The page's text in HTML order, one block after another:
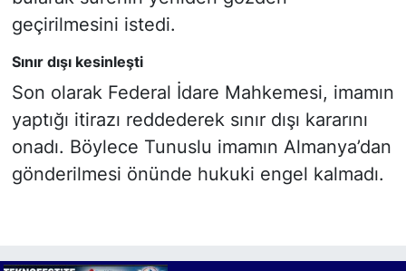
geçirilmesini istedi.
Sınır dışı kesinleşti
Son olarak Federal İdare Mahkemesi, imamın
yaptığı itirazı reddederek sınır dışı kararını
onadı. Böylece Tunuslu imamın Almanya’dan
gönderilmesi önünde hukuki engel kalmadı.